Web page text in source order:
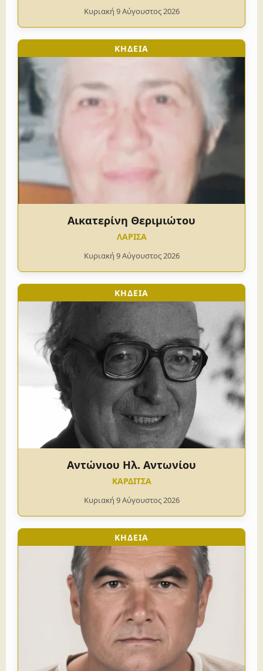
Κυριακή 9 Αύγουστος 2026
ΚΗΔΕΙΑ
Αικατερίνη Θεριμιώτου
ΛΑΡΙΣΑ
Κυριακή 9 Αύγουστος 2026
ΚΗΔΕΙΑ
Αντώνιου Ηλ. Αντωνίου
ΚΑΡΔΙΤΣΑ
Κυριακή 9 Αύγουστος 2026
ΚΗΔΕΙΑ